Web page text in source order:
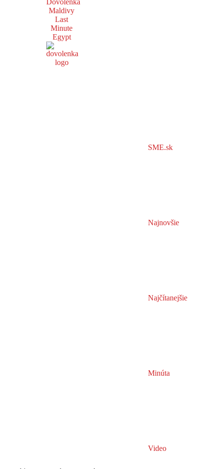
Maldivy
Last
Minute
Egypt
SME.sk
Najnovšie
Najčítanejšie
Minúta
Video